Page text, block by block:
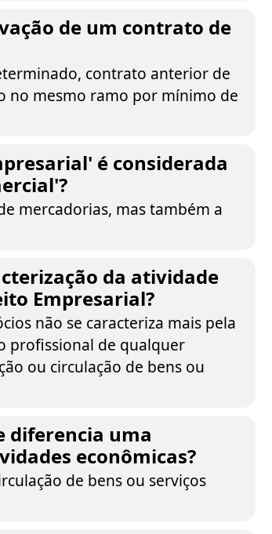
de um contrato de
contrato anterior de
no mesmo ramo por mínimo de
é considerada
mercadorias, mas também a
da atividade
Empresarial?
não se caracteriza mais pela
profissional de qualquer
ou circulação de bens ou
diferencia uma
econômicas?
de bens ou serviços